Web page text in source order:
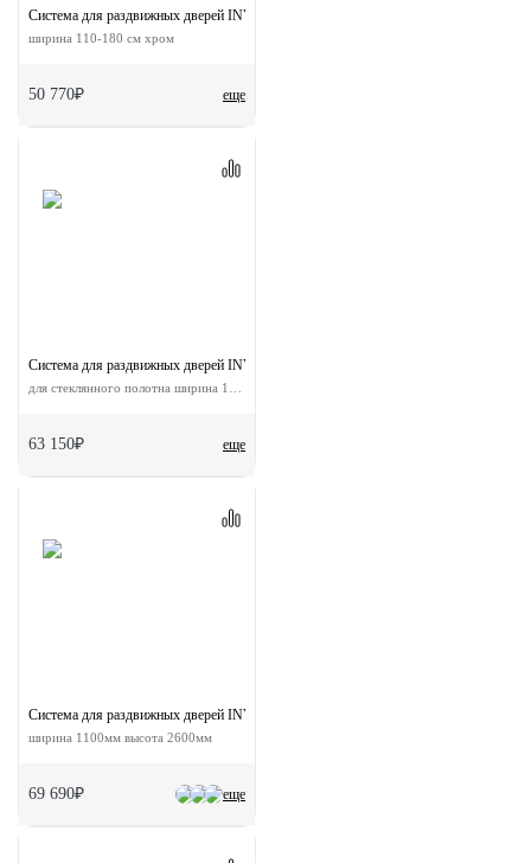
еще
Система для раздвижных дверей INVISIBLE-2 1800
ширина 110-180 см хром
50 770₽
еще
Система для раздвижных дверей INVISIBLE-2 GLASS 1100/10
63 150₽
еще
Система для раздвижных дверей INVISIBLE-2 FRAME 1100/2600 AS
ширина 1100мм высота 2600мм
69 690₽